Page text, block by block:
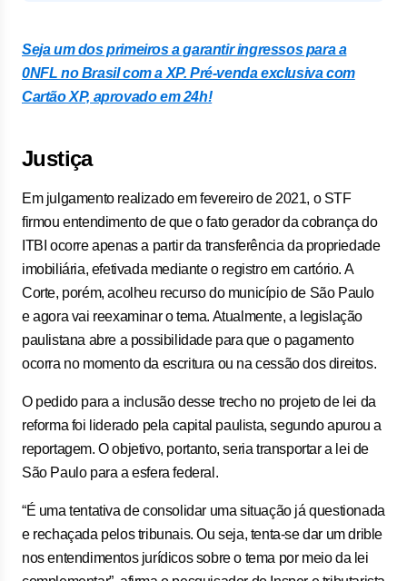
Seja um dos primeiros a garantir ingressos para a
0NFL no Brasil com a XP. Pré-venda exclusiva com
Cartão XP, aprovado em 24h!
Justiça
Em julgamento realizado em fevereiro de 2021, o STF
firmou entendimento de que o fato gerador da cobrança do
ITBI ocorre apenas a partir da transferência da propriedade
imobiliária, efetivada mediante o registro em cartório. A
Corte, porém, acolheu recurso do município de São Paulo
e agora vai reexaminar o tema. Atualmente, a legislação
paulistana abre a possibilidade para que o pagamento
ocorra no momento da escritura ou na cessão dos direitos.
O pedido para a inclusão desse trecho no projeto de lei da
reforma foi liderado pela capital paulista, segundo apurou a
reportagem. O objetivo, portanto, seria transportar a lei de
São Paulo para a esfera federal.
“É uma tentativa de consolidar uma situação já questionada
e rechaçada pelos tribunais. Ou seja, tenta-se dar um drible
nos entendimentos jurídicos sobre o tema por meio da lei